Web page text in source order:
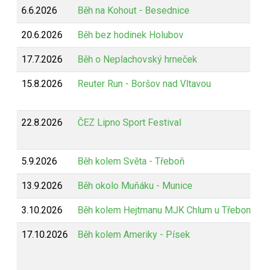
6.6.2026 Běh na Kohout - Besednice
20.6.2026 Běh bez hodinek Holubov
17.7.2026 Běh o Neplachovský hrneček
15.8.2026 Reuter Run - Boršov nad Vltavou
22.8.2026 ČEZ Lipno Sport Festival
5.9.2026 Běh kolem Světa - Třeboň
13.9.2026 Běh okolo Muňáku - Munice
3.10.2026 Běh kolem Hejtmanu MJK Chlum u Třeboně
17.10.2026 Běh kolem Ameriky - Písek